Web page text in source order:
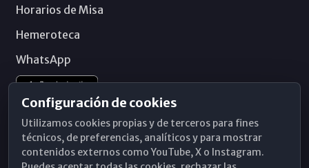
Horarios de Misa
Hemeroteca
WhatsApp
Configuración de cookies
Utilizamos cookies propias y de terceros para fines
técnicos, de preferencias, analíticos y para mostrar
contenidos externos como YouTube, X o Instagram.